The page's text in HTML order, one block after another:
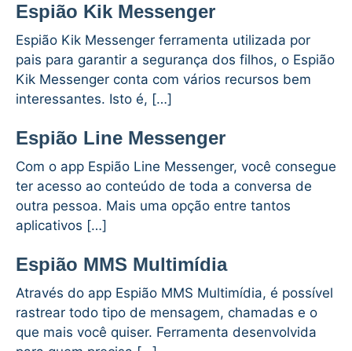
Espião Kik Messenger
Espião Kik Messenger ferramenta utilizada por
pais para garantir a segurança dos filhos, o Espião
Kik Messenger conta com vários recursos bem
interessantes. Isto é, […]
Espião Line Messenger
Com o app Espião Line Messenger, você consegue
ter acesso ao conteúdo de toda a conversa de
outra pessoa. Mais uma opção entre tantos
aplicativos […]
Espião MMS Multimídia
Através do app Espião MMS Multimídia, é possível
rastrear todo tipo de mensagem, chamadas e o
que mais você quiser. Ferramenta desenvolvida